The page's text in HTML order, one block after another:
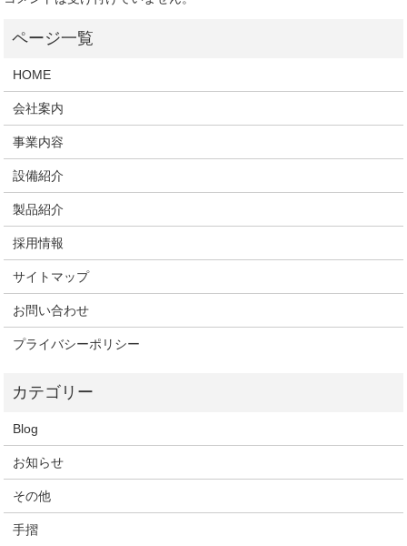
HOME
会社案内
事業内容
設備紹介
製品紹介
採用情報
サイトマップ
お問い合わせ
プライバシーポリシー
Blog
お知らせ
その他
手摺